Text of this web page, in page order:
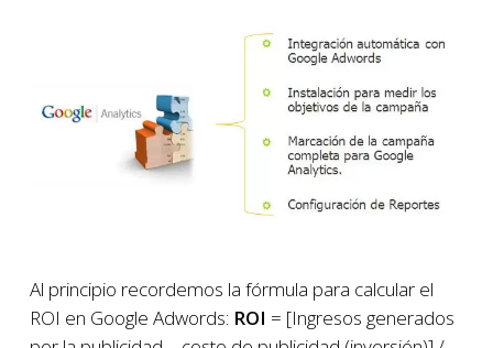
Al principio recordemos la fórmula para calcular el
ROI en Google Adwords: ROI = [Ingresos generados